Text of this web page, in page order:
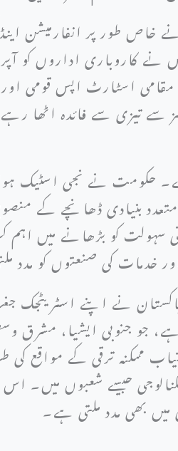
خاص طور پر انفارمیشن
کاروباری اداروں کو
اسٹارٹ اپس قومی اور
سے تیزی سے فائدہ اٹھا
ہے۔ حکومت نے نجی اسٹیک
بنیادی ڈھانچے کے
کو بڑھانے میں اہم
خدمات کی صنعتوں کو مدد
نے اپنے اسٹریٹجک
جو جنوبی ایشیا، مشرق
ممکنہ ترقی کے مواقع
جیسے شعبوں میں۔
میں بھی مدد ملتی ہے۔